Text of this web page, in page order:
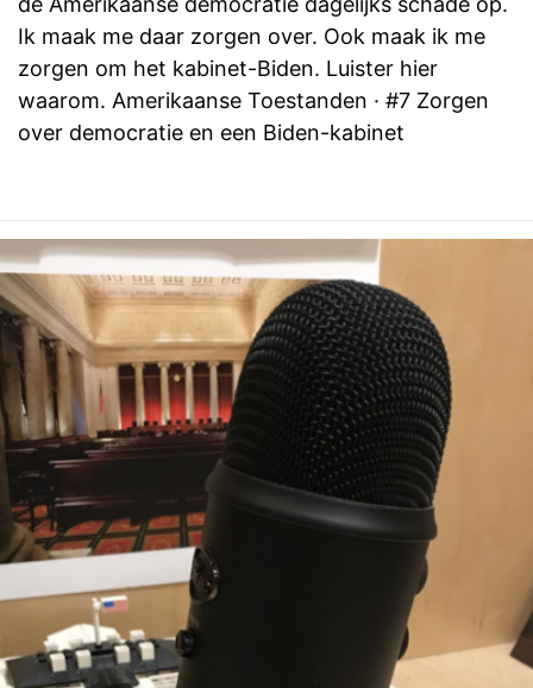
Ik maak me daar zorgen over. Ook maak ik me
zorgen om het kabinet-Biden. Luister hier
waarom. Amerikaanse Toestanden · #7 Zorgen
over democratie en een Biden-kabinet